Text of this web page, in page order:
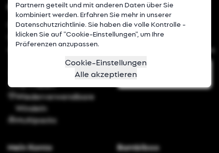
Produkte
Windeln
Windelhosen
Tücher und
Wiederverwendbare
Windeln
Multipacks
Hilfe
Zahlungen
Lieferung
Rückgabebestimmungen
Withdraw from the
contract
Mein Konto
Bambiboo
Partnern geteilt und mit anderen Daten über Sie
kombiniert werden. Erfahren Sie mehr in unserer
Datenschutzrichtlinie. Sie haben die volle Kontrolle -
klicken Sie auf "Cookie-Einstellungen", um Ihre
Präferenzen anzupassen.
Cookie-Einstellungen
Alle akzeptieren